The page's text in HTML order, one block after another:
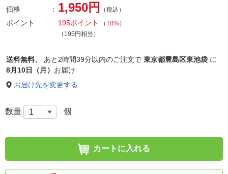
価格 1,950円 （税込）
ポイント 195ポイント （ 10%）
（195円相当）
送料無料、 あと 2時間39分以内のご注文で 東京都豊島区東池袋 に
8月10日（月） お届け
お届け先を変更する
数量 個
カートに入れる